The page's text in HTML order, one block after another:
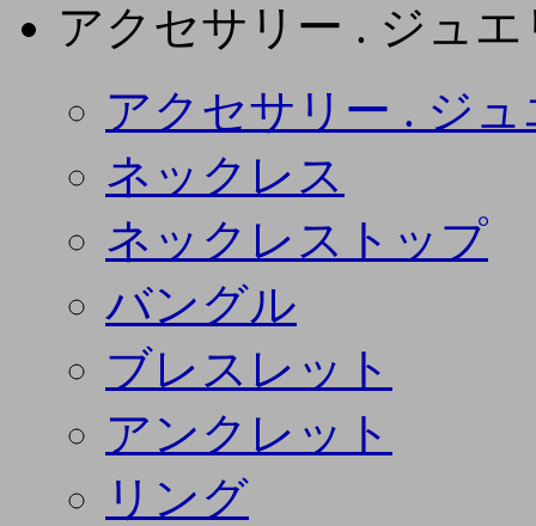
アクセサリー . ジュエ
アクセサリー . ジ
ネックレス
ネックレストップ
バングル
ブレスレット
アンクレット
リング